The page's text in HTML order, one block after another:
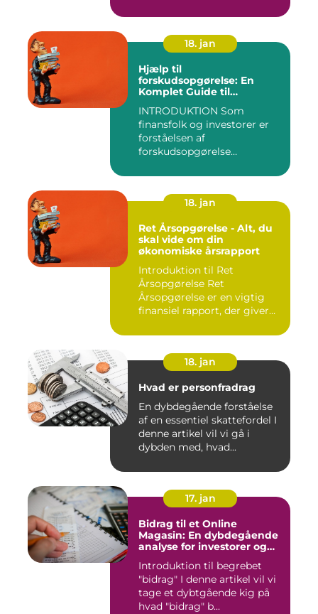
18. jan
Hjælp til
forskudsopgørelse: En
Komplet Guide til
INTRODUKTION Som
finansfolk og investorer er
forståelsen af
forskudsopgørelse
18. jan
Ret Årsopgørelse - Alt, du
skal vide om din
økonomiske årsrapport
Introduktion til Ret
Årsopgørelse Ret
Årsopgørelse er en vigtig
finansiel rapport, der giver
18. jan
Hvad er personfradrag
En dybdegående forståelse
af en essentiel skattefordel I
denne artikel vil vi gå i
dybden med, hvad...
17. jan
Bidrag til et Online
Magasin: En dybdegående
analyse for investorer og
Introduktion til begrebet
"bidrag" I denne artikel vil vi
tage et dybtgående kig på
hvad "bidrag" b...